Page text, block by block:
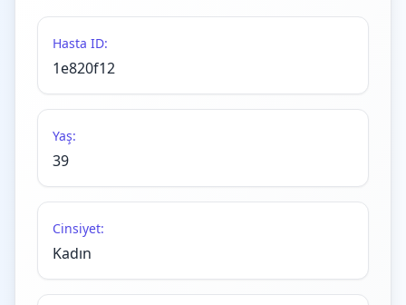
Hasta ID:
1e820f12
Yaş:
39
Cinsiyet:
Kadın